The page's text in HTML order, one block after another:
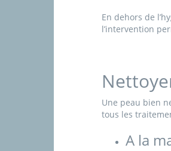
En dehors de
l’intervention
Une peau bien
tous les
A la